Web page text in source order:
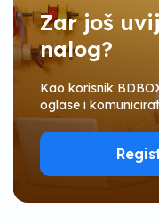
Zar još
nalog?
Kao korisnik
oglase i